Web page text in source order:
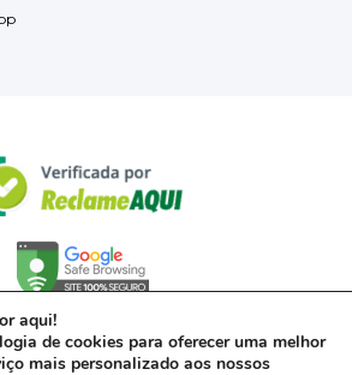
aqui!
de cookies para oferecer uma melhor
mais personalizado aos nossos